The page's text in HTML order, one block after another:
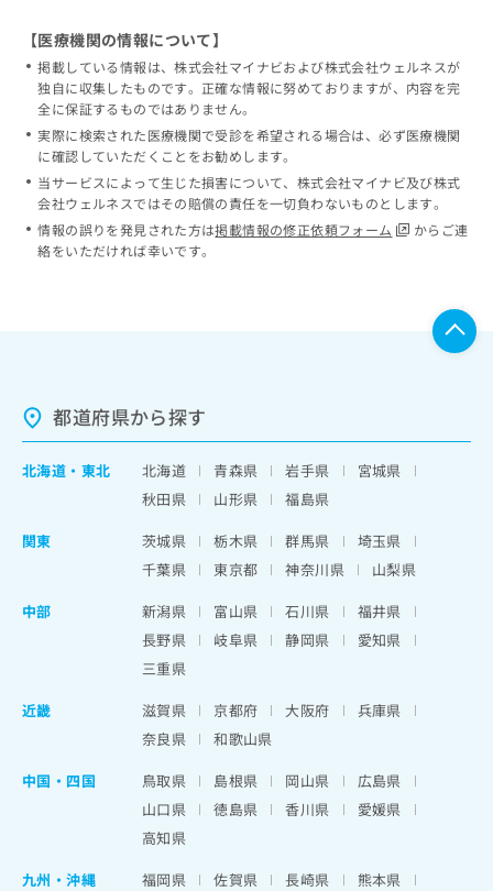
【医療機関の情報について】
掲載している情報は、株式会社マイナビおよび株式会社ウェルネスが
独自に収集したものです。正確な情報に努めておりますが、内容を完
全に保証するものではありません。
実際に検索された医療機関で受診を希望される場合は、必ず医療機関
に確認していただくことをお勧めします。
当サービスによって生じた損害について、株式会社マイナビ及び株式
会社ウェルネスではその賠償の責任を一切負わないものとします。
情報の誤りを発見された方は掲載情報の修正依頼フォーム
からご連
絡をいただければ幸いです。
都道府県から探す
北海道 ・ 東北 北海道 青森県 岩手県
宮城県
秋田県
山形県
福島県
関東
茨城県 栃木県 群馬県
埼玉県
千葉県
東京都 神奈川県
山梨県
中部
新潟県 富山県 石川県
福井県
長野県
岐阜県 静岡県
愛知県
三重県
近畿
滋賀県 京都府 大阪府
兵庫県
奈良県
和歌山県
中国・四国
鳥取県 島根県 岡山県
広島県
山口県
徳島県 香川県
愛媛県
高知県
九州・沖縄
福岡県 佐賀県 長崎県
熊本県